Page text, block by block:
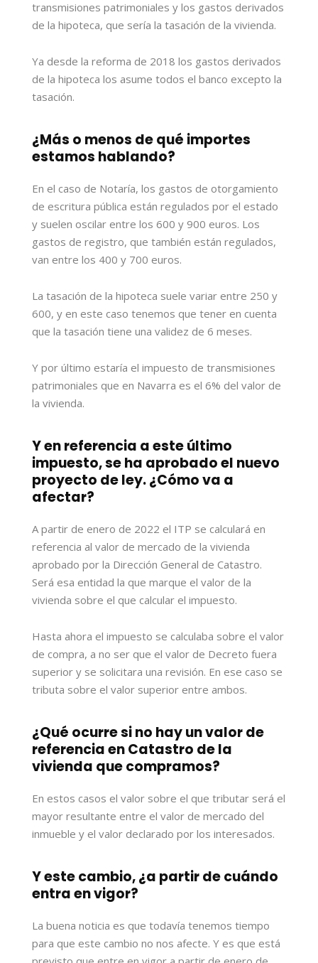
transmisiones patrimoniales y los gastos derivados
de la hipoteca, que sería la tasación de la vivienda.
Ya desde la reforma de 2018 los gastos derivados
de la hipoteca los asume todos el banco excepto la
tasación.
¿Más o menos de qué importes
estamos hablando?
En el caso de Notaría, los gastos de otorgamiento
de escritura pública están regulados por el estado
y suelen oscilar entre los 600 y 900 euros. Los
gastos de registro, que también están regulados,
van entre los 400 y 700 euros.
La tasación de la hipoteca suele variar entre 250 y
600, y en este caso tenemos que tener en cuenta
que la tasación tiene una validez de 6 meses.
Y por último estaría el impuesto de transmisiones
patrimoniales que en Navarra es el 6% del valor de
la vivienda.
Y en referencia a este último
impuesto, se ha aprobado el nuevo
proyecto de ley. ¿Cómo va a
afectar?
A partir de enero de 2022 el ITP se calculará en
referencia al valor de mercado de la vivienda
aprobado por la Dirección General de Catastro.
Será esa entidad la que marque el valor de la
vivienda sobre el que calcular el impuesto.
Hasta ahora el impuesto se calculaba sobre el valor
de compra, a no ser que el valor de Decreto fuera
superior y se solicitara una revisión. En ese caso se
tributa sobre el valor superior entre ambos.
¿Qué ocurre si no hay un valor de
referencia en Catastro de la
vivienda que compramos?
En estos casos el valor sobre el que tributar será el
mayor resultante entre el valor de mercado del
inmueble y el valor declarado por los interesados.
Y este cambio, ¿a partir de cuándo
entra en vigor?
La buena noticia es que todavía tenemos tiempo
para que este cambio no nos afecte. Y es que está